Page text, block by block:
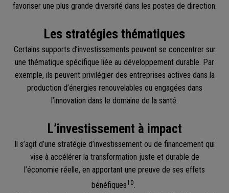
favoriser une plus grande diversité dans les postes de direction.
Les stratégies thématiques
Certains supports d’investissements peuvent se concentrer sur
une thématique spécifique liée au développement durable. Par
exemple, ils peuvent privilégier des entreprises actives dans la
production d’énergies renouvelables ou engagées dans
l’innovation dans le domaine de la santé.
L’investissement à impact
Il s’agit d’une stratégie d’investissement ou de financement qui
vise à accélérer la transformation juste et durable de
l’économie réelle, en apportant une preuve de ses effets
bénéfiques10.